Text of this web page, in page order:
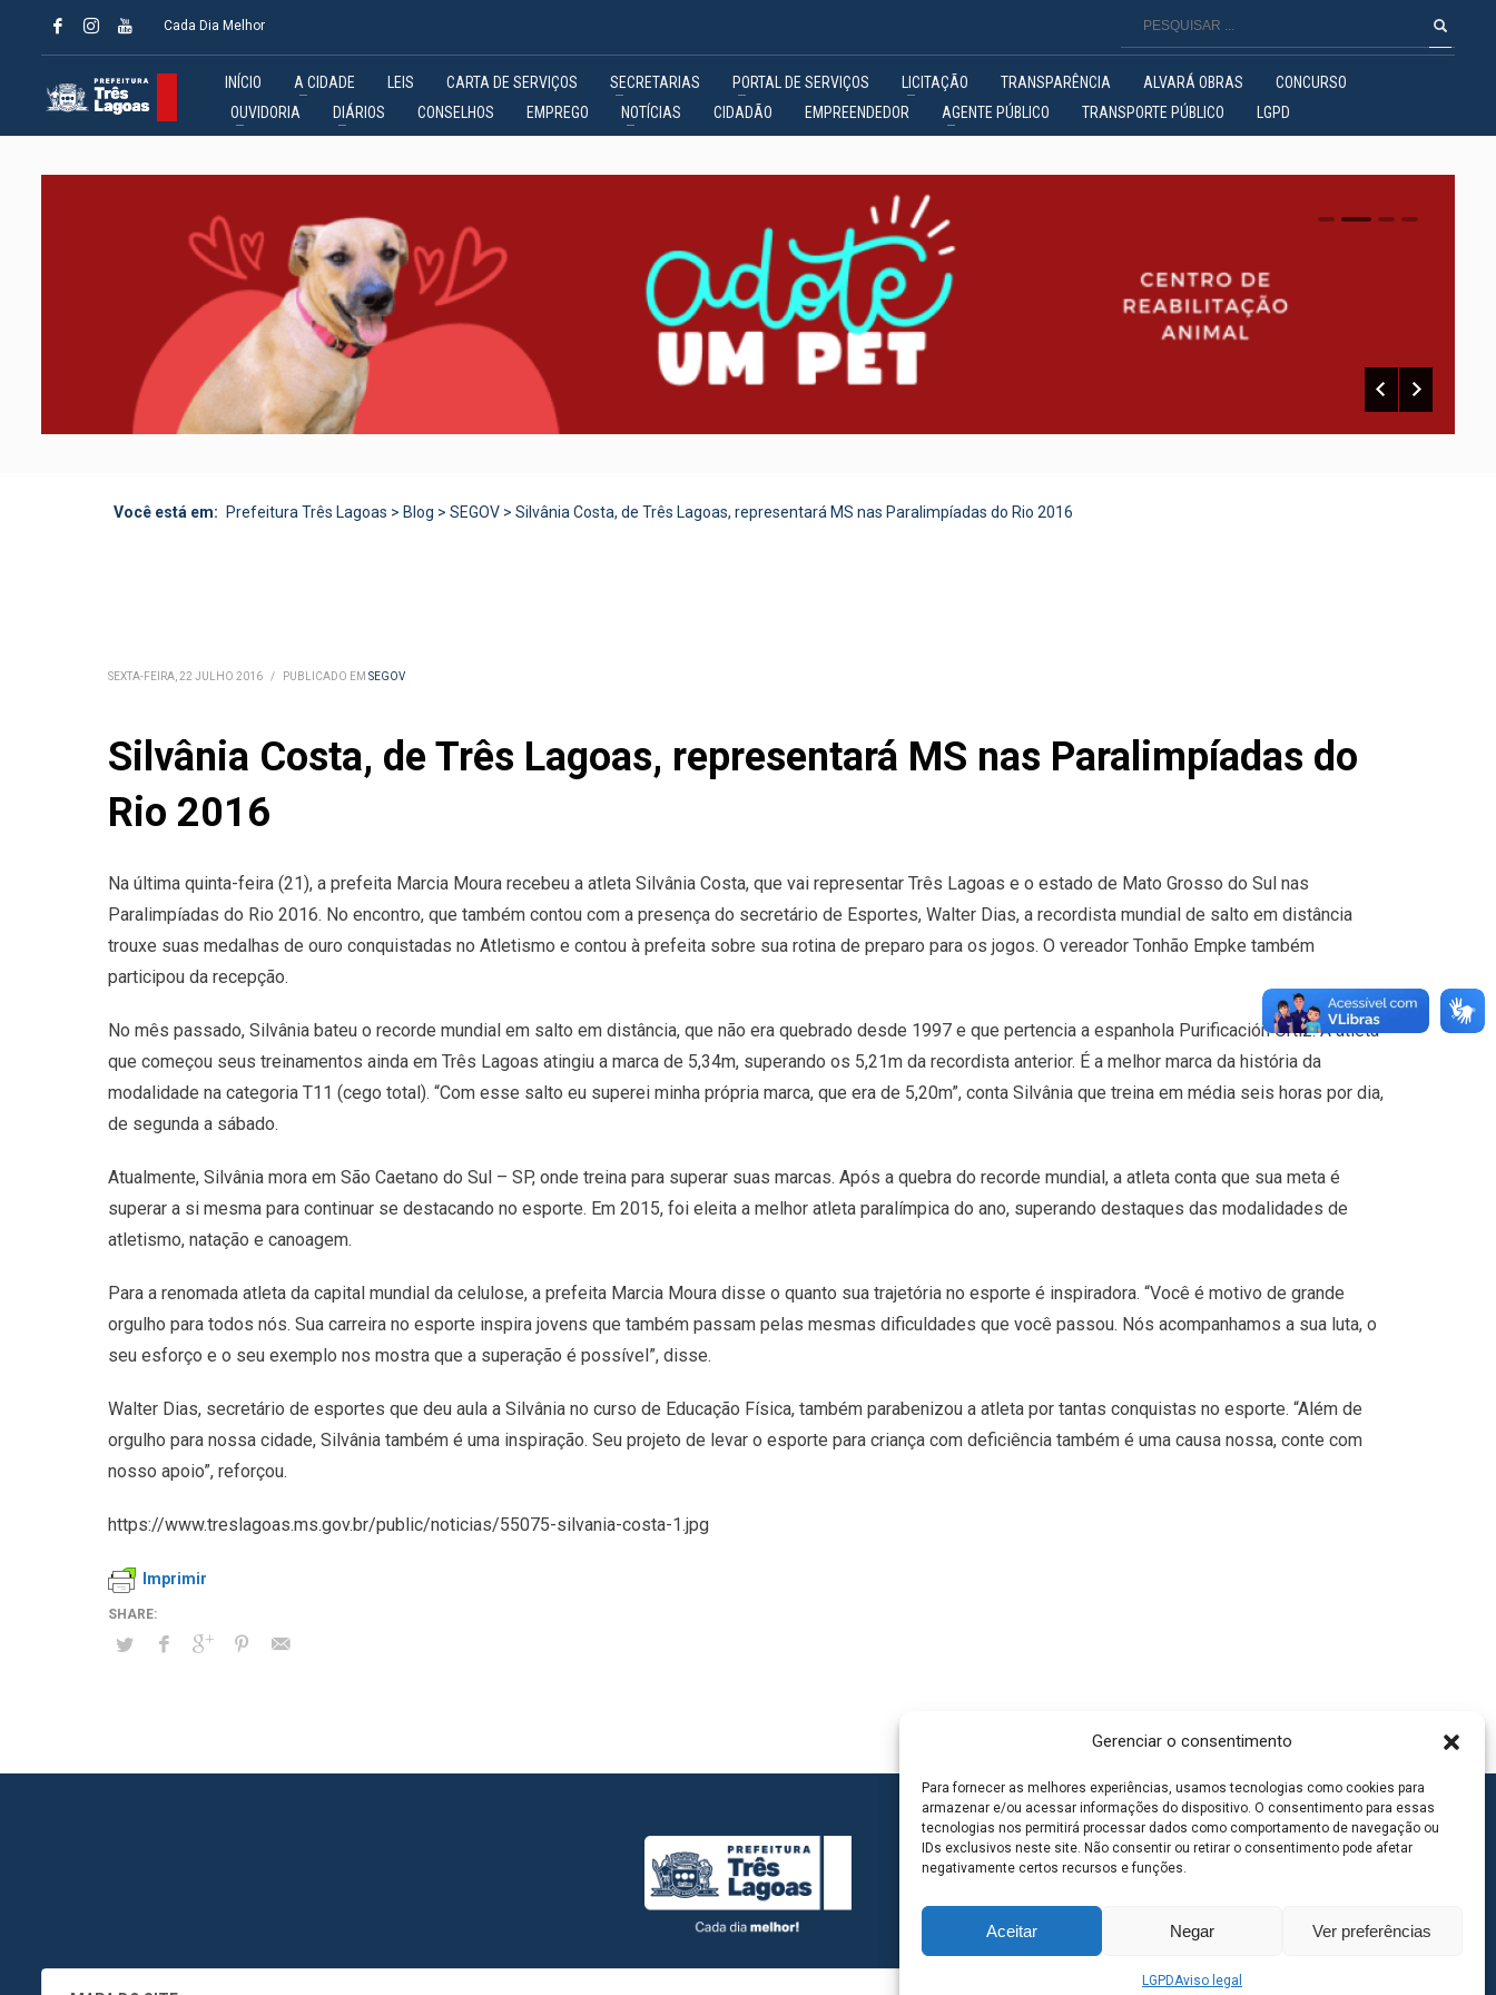
Gerenciar o consentimento
Para fornecer as melhores experiências, usamos tecnologias como cookies para
armazenar e/ou acessar informações do dispositivo. O consentimento para essas
tecnologias nos permitirá processar dados como comportamento de navegação ou
IDs exclusivos neste site. Não consentir ou retirar o consentimento pode afetar
negativamente certos recursos e funções.
Aceitar Negar Ver preferências
LGPDAviso legal
Cada Dia Melhor
INÍCIO A CIDADE LEIS CARTA DE SERVIÇOS SECRETARIAS PORTAL DE SERVIÇOS LICITAÇÃO TRANSPARÊNCIA ALVARÁ OBRAS
CONCURSO
OUVIDORIA
DIÁRIOS CONSELHOS EMPREGO NOTÍCIAS CIDADÃO EMPREENDEDOR AGENTE PÚBLICO TRANSPORTE PÚBLICO LGPD
0 1 2
Você está em: Prefeitura Três Lagoas > Blog > SEGOV > Silvânia Costa, de Três Lagoas, representará MS nas Paralimpíadas do Rio 2016
SEXTA-FEIRA, 22 JULHO 2016 / PUBLICADO EM SEGOV
Silvânia Costa, de Três Lagoas, representará MS nas Paralimpíadas do
Rio 2016
Na última quinta-feira (21), a prefeita Marcia Moura recebeu a atleta Silvânia Costa, que vai representar Três Lagoas e o estado de Mato Grosso do Sul nas
Paralimpíadas do Rio 2016. No encontro, que também contou com a presença do secretário de Esportes, Walter Dias, a recordista mundial de salto em distância
trouxe suas medalhas de ouro conquistadas no Atletismo e contou à prefeita sobre sua rotina de preparo para os jogos. O vereador Tonhão Empke também
participou da recepção.
No mês passado, Silvânia bateu o recorde mundial em salto em distância, que não era quebrado desde 1997 e que pertencia a espanhola Purificación Ortiz. A atleta
que começou seus treinamentos ainda em Três Lagoas atingiu a marca de 5,34m, superando os 5,21m da recordista anterior. É a melhor marca da história da
modalidade na categoria T11 (cego total). “Com esse salto eu superei minha própria marca, que era de 5,20m”, conta Silvânia que treina em média seis horas por dia,
de segunda a sábado.
Atualmente, Silvânia mora em São Caetano do Sul – SP, onde treina para superar suas marcas. Após a quebra do recorde mundial, a atleta conta que sua meta é
superar a si mesma para continuar se destacando no esporte. Em 2015, foi eleita a melhor atleta paralímpica do ano, superando destaques das modalidades de
atletismo, natação e canoagem.
Para a renomada atleta da capital mundial da celulose, a prefeita Marcia Moura disse o quanto sua trajetória no esporte é inspiradora. “Você é motivo de grande
orgulho para todos nós. Sua carreira no esporte inspira jovens que também passam pelas mesmas dificuldades que você passou. Nós acompanhamos a sua luta, o
seu esforço e o seu exemplo nos mostra que a superação é possível”, disse.
Walter Dias, secretário de esportes que deu aula a Silvânia no curso de Educação Física, também parabenizou a atleta por tantas conquistas no esporte. “Além de
orgulho para nossa cidade, Silvânia também é uma inspiração. Seu projeto de levar o esporte para criança com deficiência também é uma causa nossa, conte com
nosso apoio”, reforçou.
https://www.treslagoas.ms.gov.br/public/noticias/55075-silvania-costa-1.jpg
Imprimir